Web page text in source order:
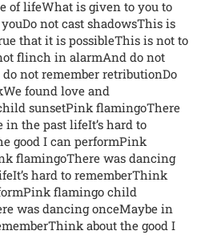
of lifeWhat is given to you to
not cast shadowsThis is
that it is possibleThis is not to
flinch in alarmAnd do not
not remember retributionDo
found love and
sunsetPink flamingoThere
the past lifeIt’s hard to
good I can performPink
flamingoThere was dancing
hard to rememberThink
flamingo child
was dancing onceMaybe in
about the good I